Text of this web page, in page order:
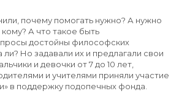
почему помогать нужно? А нужно
А что такое быть
достойны философских
ли? Но задавали их и предлагали свои
и девочки от 7 до 10 лет,
и учителями приняли участие
в поддержку подопечных фонда.